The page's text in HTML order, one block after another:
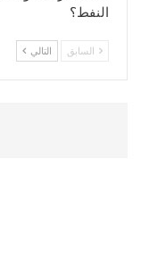
النفط؟
السابق التالي